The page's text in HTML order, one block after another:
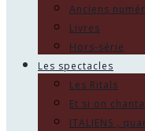
Anciens
Livres
Hors-série
Les spectacles
Les Ritals
Et si on
ITALIENS ,